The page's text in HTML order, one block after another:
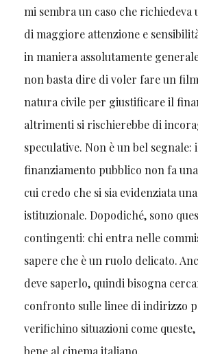
mi sembra un caso che richiedeva
di maggiore attenzione e
in maniera assolutamente
non basta dire di voler fare un
natura civile per giustificare il
altrimenti si rischierebbe di
speculative. Non è un bel segnale:
finanziamento pubblico non fa
cui credo che si sia evidenziata
istituzionale. Dopodiché, sono
contingenti: chi entra nelle
sapere che è un ruolo delicato.
deve saperlo, quindi bisogna
confronto sulle linee di indirizzo
verifichino situazioni come
bene al cinema italiano.